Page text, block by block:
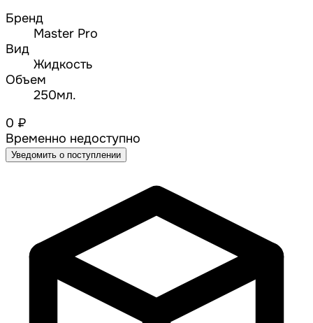
Бренд
Master Pro
Вид
Жидкость
Объем
250мл.
0 ₽
Временно недоступно
Уведомить о поступлении